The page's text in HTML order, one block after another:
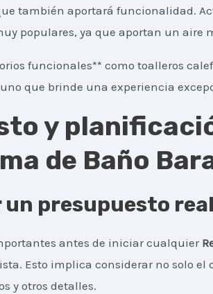
también aportará funcionalidad.
populares, ya que aportan un aire
funcionales** como toalleros
que brinde una experiencia
y
de Baño
un presupuesto
antes de iniciar cualquier
Esto implica considerar no solo
y otros detalles.